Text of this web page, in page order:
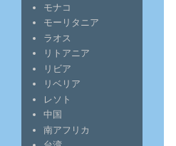
モナコ
モーリタニア
ラオス
リトアニア
リビア
リベリア
レソト
中国
南アフリカ